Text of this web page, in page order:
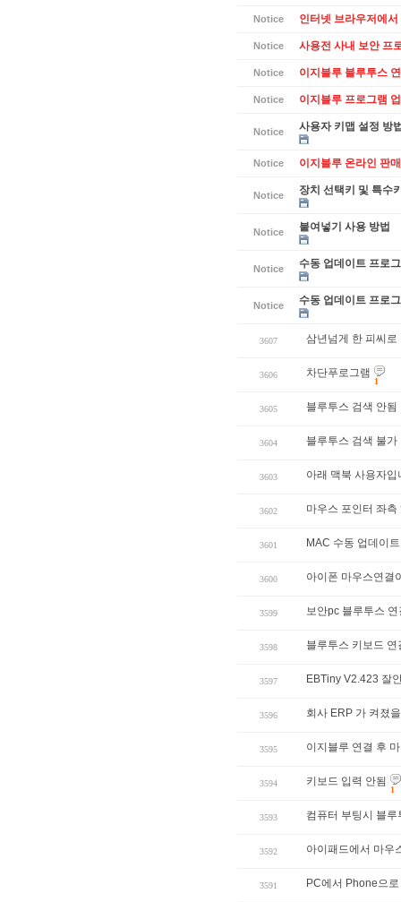
Notice 인터넷 브라우저에
Notice 사용전 사내 보안 프
Notice 이지블루 블루투스
Notice 이지블루 프로그램
Notice 사용자 키맵 설정 방
Notice 이지블루 온라인 판
Notice 장치 선택키 및 특수
Notice 붙여넣기 사용 방법
Notice 수동 업데이트 프로
Notice 수동 업데이트 프로
3607 삼년넘게 한 피씨
3606 차단푸로그램
1
3605 블루투스 검색 안됨
3604 블루투스 검색 불가
3603 아래 맥북 사용자입
3602 마우스 포인터 좌
3601 MAC 수동 업데이
3600 아이폰 마우스연결
3599 보안pc 블루투스
3598 블루투스 키보드
3597 EBTiny V2.423 잘
3596 회사 ERP 가 켜졌
3595 이지블루 연결 후
3594 키보드 입력 안됨
1
3593 컴퓨터 부팅시 블
3592 아이패드에서 마우
3591 PC에서 Phone으